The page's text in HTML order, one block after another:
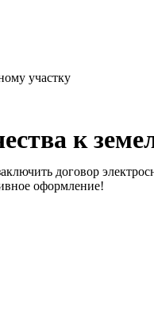
участку
к
договор
оформление!